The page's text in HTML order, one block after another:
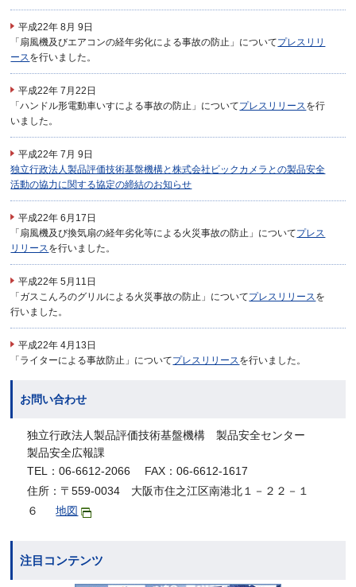
平成22年 8月 9日
「扇風機及びエアコンの経年劣化による事故の防止」についてプレスリリ
ース を行いました。
平成22年 7月22日
「ハンドル形電動車いすによる事故の防止」についてプレスリリース を行
いました。
平成22年 7月 9日
独立行政法人製品評価技術基盤機構と株式会社ビックカメラとの製品安全
活動の協力に関する協定の締結のお知らせ
平成22年 6月17日
「扇風機及び換気扇の経年劣化等による火災事故の防止」についてプレス
リリース を行いました。
平成22年 5月11日
「ガスこんろのグリルによる火災事故の防止」についてプレスリリース を
行いました。
平成22年 4月13日
「ライターによる事故防止」についてプレスリリース を行いました。
お問い合わせ
独立行政法人製品評価技術基盤機構 製品安全センター
製品安全広報課
TEL：06-6612-2066 FAX：06-6612-1617
住所：〒559-0034 大阪市住之江区南港北１－２２－１
６
地図
注目コンテンツ